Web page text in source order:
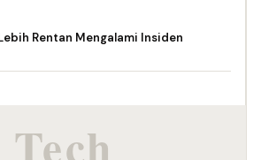
Rentan Mengalami Insiden